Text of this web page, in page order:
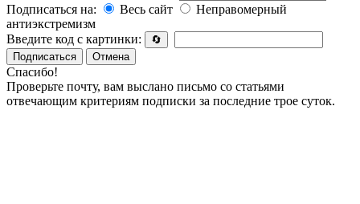
Подписаться на:
Весь сайт
Неправомерный
антиэкстремизм
Введите код с картинки:
🔄
Подписаться
Отмена
Спасибо!
Проверьте почту, вам выслано письмо со статьями
отвечающим критериям подписки за последние трое суток.